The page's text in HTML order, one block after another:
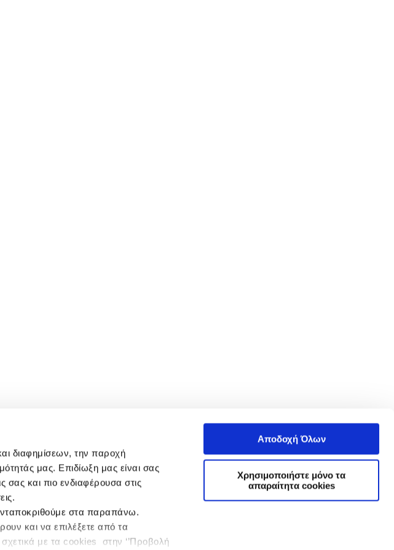
διαφημίσεων, την παροχή
μας. Επιδίωξη μας είναι σας
σας και πιο ενδιαφέρουσα στις
στα παραπάνω.
και να επιλέξετε από τα
σχετικά με τα cookies στην ‘’Προβολή
Αποδοχή Όλων
Χρησιμοποιήστε μόνο τα
απαραίτητα cookies